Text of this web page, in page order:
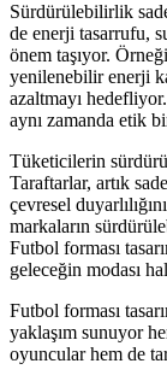
Sürdürülebilirlik
de enerji tasarrufu,
önem taşıyor.
yenilenebilir enerji
azaltmayı
aynı zamanda etik
Tüketicilerin
Taraftarlar, artık
çevresel
markaların
Futbol forması
geleceğin modası
Futbol forması
yaklaşım sunuyor
oyuncular hem de